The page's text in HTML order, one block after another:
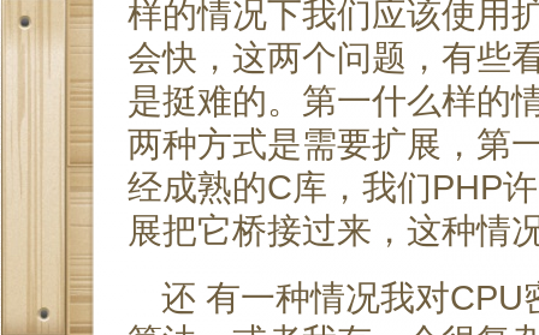
样的情况下我们应该使用
会快，这两个问题，有些
是挺难的。第一什么样的
两种方式是需要扩展，第
经成熟的C库，我们PHP
展把它桥接过来，这种情
还 有一种情况我对